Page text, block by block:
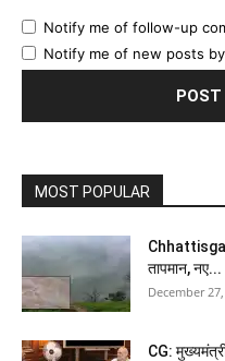
Notify me of follow-up
Notify me of new posts
MOST POPULAR
तापमान, नए...
December
CG: